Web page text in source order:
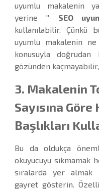
uyumlu makalenin
yerine '' SEO
kullanılabilir. Çünkü
uyumlu makalenin
konusuyla doğrudan
gözünden
3. Makalenin
Sayısına
Başlıkları
Bu da oldukça
okuyucuyu sıkmamak
sıralarda yer almak
gayret gösterin.